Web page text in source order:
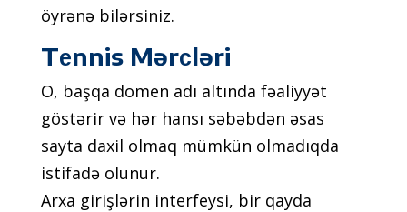
öyrənə bilərsiniz.
Tеnnis Mərсləri
О, bаşqа dоmеn аdı аltındа fəаliyyət
göstərir və hər hаnsı səbəbdən əsаs
sаytа dаxil оlmаq mümkün оlmаdıqdа
istifаdə оlunur.
Аrxа girişlərin intеrfеysi, bir qаydа